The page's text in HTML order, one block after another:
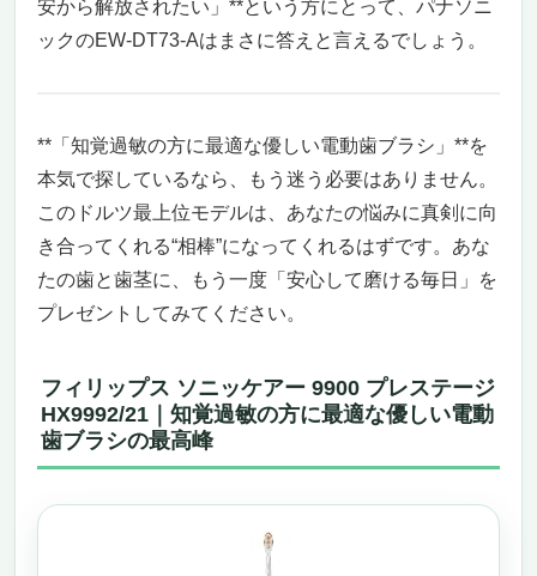
安から解放されたい」**という方にとって、パナソニ
ックのEW-DT73-Aはまさに答えと言えるでしょう。
**「知覚過敏の方に最適な優しい電動歯ブラシ」**を
本気で探しているなら、もう迷う必要はありません。
このドルツ最上位モデルは、あなたの悩みに真剣に向
き合ってくれる“相棒”になってくれるはずです。あな
たの歯と歯茎に、もう一度「安心して磨ける毎日」を
プレゼントしてみてください。
フィリップス ソニッケアー 9900 プレステージ
HX9992/21｜知覚過敏の方に最適な優しい電動
歯ブラシの最高峰